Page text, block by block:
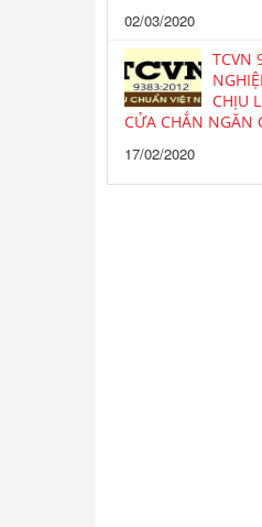
02/03/2020
TCVN
CHỊU
CỬA CHẮN NGĂN
17/02/2020